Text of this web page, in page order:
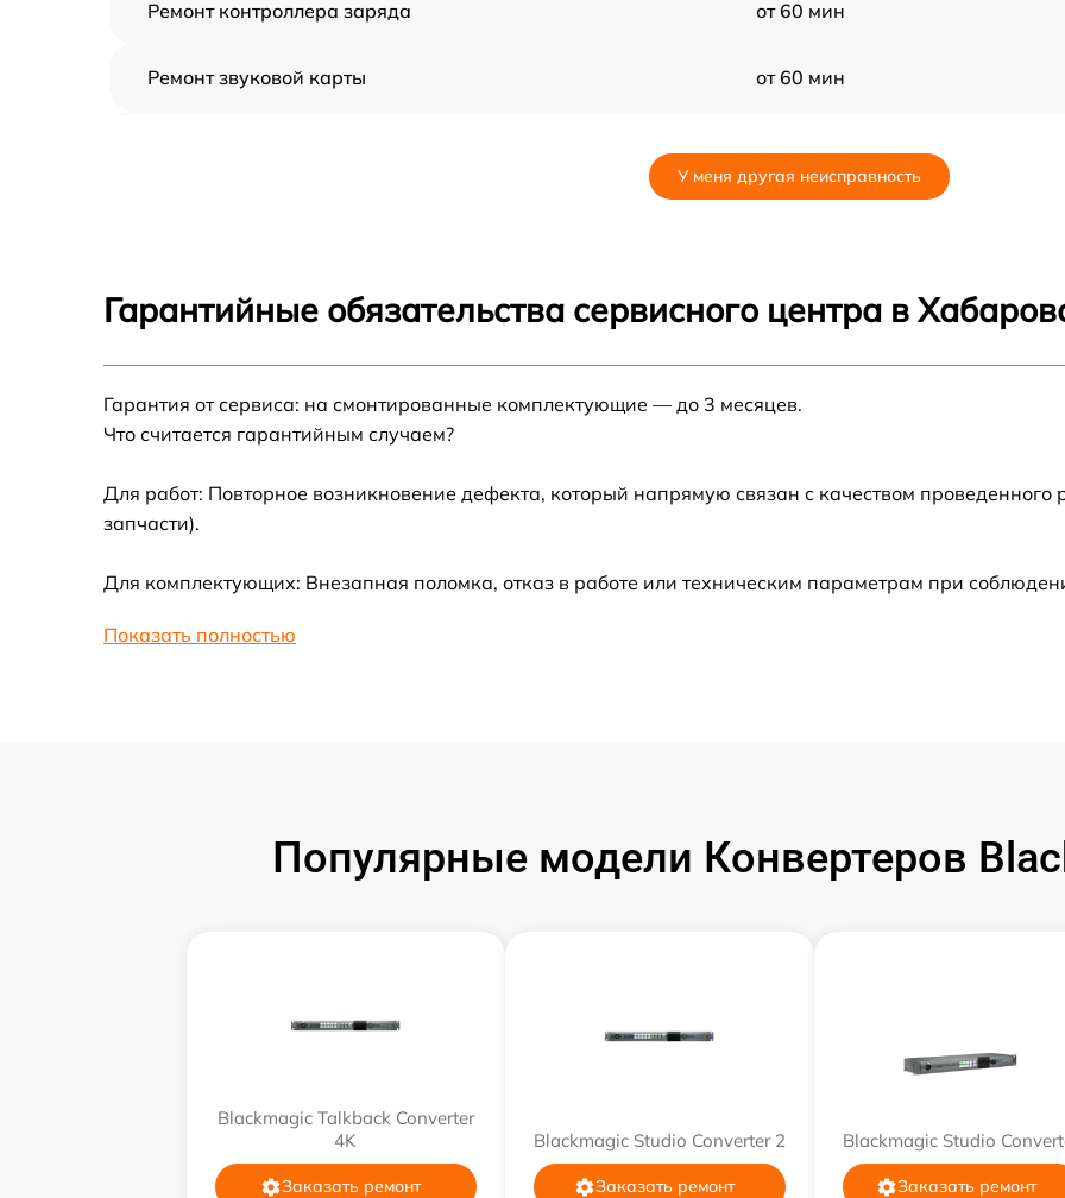
Ремонт контроллера заряда от 60 мин
Ремонт звуковой карты от 60 мин
Замена станции airport от 60 мин
Ремонт разъема от 60 мин
У меня другая неисправность
Гарантийные обязательства сервисного центра в
Гарантия от сервиса: на смонтированные комплектующие — до 3 месяцев.
Что считается гарантийным случаем?
Для работ: Повторное возникновение дефекта, который напрямую связан с качеством
запчасти).
Для комплектующих: Внезапная поломка, отказ в работе или техническим параметрам при
Показать полностью
Популярные модели Конвертеров
Blackmagic Talkback Converter
4K
Заказать ремонт
Blackmagic Studio Converter 2
Заказать ремонт
Blackmagic Studio
Заказать ремонт